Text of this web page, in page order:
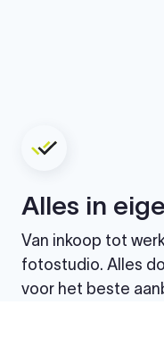
Alles in
Van inkoop tot
fotostudio. Alles
voor het beste